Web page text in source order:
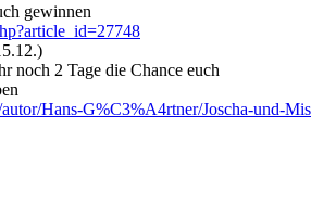
gewinnen
noch 2 Tage die Chance euch
Hans-G%C3%A4rtner/Joscha-und-